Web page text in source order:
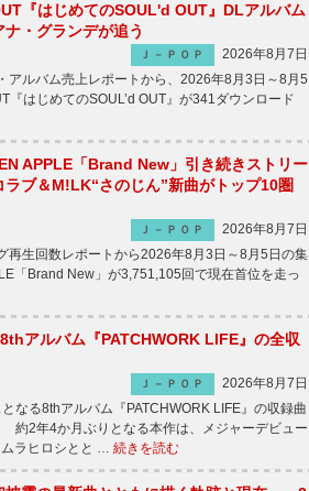
『はじめてのSOUL'd OUT』DLアルバム
・グランデが追う
Ｊ－ＰＯＰ
2026年8月7日
ルバム売上レポートから、2026年8月3日～8月5
『はじめてのSOUL’d OUT』が341ダウンロード
APPLE「Brand New」引き続きストリー
ブ＆M!LK“さのじん”新曲がトップ10圏
Ｊ－ＰＯＰ
2026年8月7日
生回数レポートから2026年8月3日～8月5日の集
「Brand New」が3,751,105回で現在首位を走っ
アルバム『PATCHWORK LIFE』の全収
Ｊ－ＰＯＰ
2026年8月7日
なる8thアルバム『PATCHWORK LIFE』の収録曲
約2年4か月ぶりとなる本作は、メジャーデビュー
ラヒロシとと … 続きを読む